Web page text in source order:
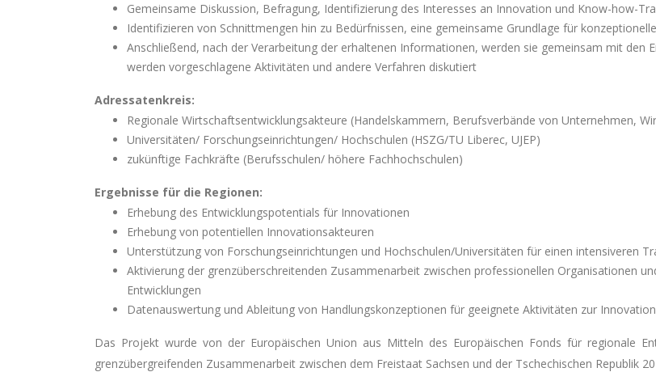
Gemeinsame Diskussion, Befragung, Identifizierung des Interesses an Innovation und Know-how-
Identifizieren von Schnittmengen hin zu Bedürfnissen, eine gemeinsame Grundlage für
Anschließend, nach der Verarbeitung der erhaltenen Informationen, werden sie gemeinsam mit den
werden vorgeschlagene Aktivitäten und andere Verfahren diskutiert
Adressatenkreis:
Regionale Wirtschaftsentwicklungsakteure (Handelskammern, Berufsverbände von Unternehmen,
Universitäten/ Forschungseinrichtungen/ Hochschulen (HSZG/TU Liberec, UJEP)
zukünftige Fachkräfte (Berufsschulen/ höhere Fachhochschulen)
Ergebnisse für die Regionen:
Erhebung des Entwicklungspotentials für Innovationen
Erhebung von potentiellen Innovationsakteuren
Unterstützung von Forschungseinrichtungen und Hochschulen/Universitäten für einen intensiveren
Aktivierung der grenzüberschreitenden Zusammenarbeit zwischen professionellen Organisationen
Entwicklungen
Datenauswertung und Ableitung von Handlungskonzeptionen für geeignete Aktivitäten zur
Das Projekt wurde von der Europäischen Union aus Mitteln des Europäischen Fonds für regionale
grenzübergreifenden Zusammenarbeit zwischen dem Freistaat Sachsen und der Tschechischen Republik